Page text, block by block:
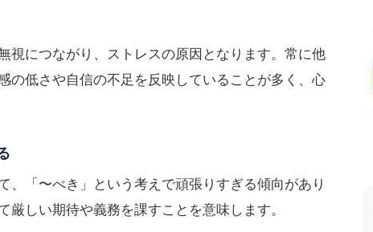
視につながり、ストレスの原因となります。常に他
の低さや自信の不足を反映していることが多く、心
、「〜べき」という考えで頑張りすぎる傾向があり
しい期待や義務を課すことを意味します。